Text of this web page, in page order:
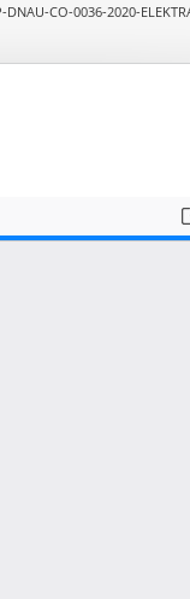
DNAU-CO-0036-2020-